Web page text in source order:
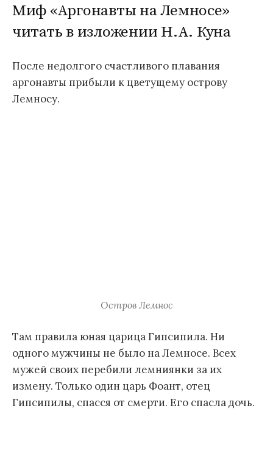
Миф «Аргонавты на Лемносе»
читать в изложении Н.А. Куна
После недолгого счастливого плавания
аргонавты прибыли к цветущему острову
Лемносу.
Остров Лемнос
Там правила юная царица Гипсипила. Ни
одного мужчины не было на Лемносе. Всех
мужей своих перебили лемниянки за их
измену. Только один царь Фоант, отец
Гипсипилы, спасся от смерти. Его спасла дочь.